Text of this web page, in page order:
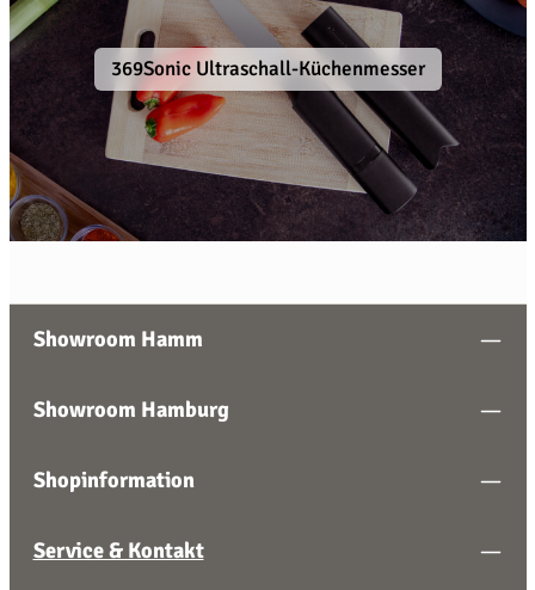
369Sonic Ultraschall-Küchenmesser
Showroom Hamm
Showroom Hamburg
Shopinformation
Service & Kontakt